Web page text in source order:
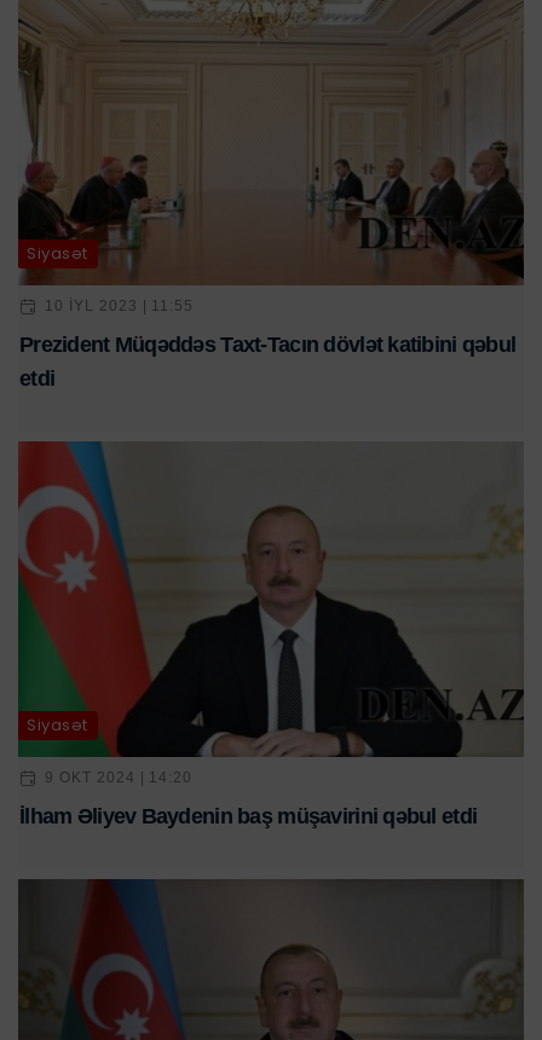
Siyasət
10 IYL 2023 | 11:55
Prezident Müqəddəs Taxt-Tacın dövlət katibini qəbul
etdi
Siyasət
9 OKT 2024 | 14:20
İlham Əliyev Baydenin baş müşavirini qəbul etdi